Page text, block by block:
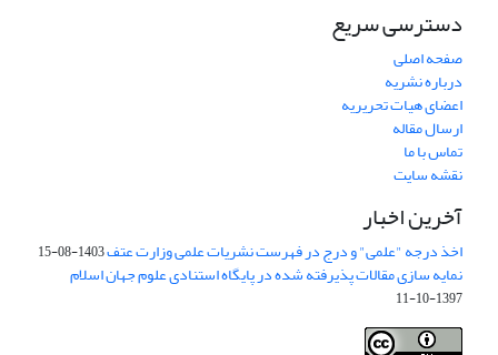
دسترسی سریع
صفحه اصلی
درباره نشریه
اعضای هیات تحریریه
ارسال مقاله
تماس با ما
نقشه سایت
آخرین اخبار
اخذ درجه "علمی" و درج در فهرست نشریات علمی وزارت عتف1403-08-15
نمایه سازی مقالات پذیرفته شده در پایگاه استنادی علوم جهان اسلام
1397-10-11